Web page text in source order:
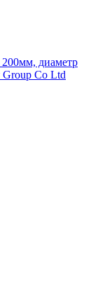
200мм, диаметр
Group Co Ltd